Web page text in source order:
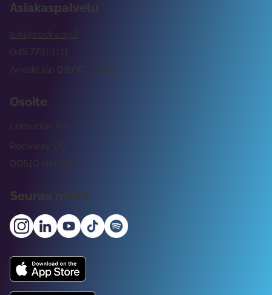
Asiakaspalvelu
tuki@rockway.fi
Arkisin klo 09:00 -15:00
045 7731 1111
Osoite
Rockway Oy
Lemuntie 3-5
00510 Helsinki
Seuraa meitä